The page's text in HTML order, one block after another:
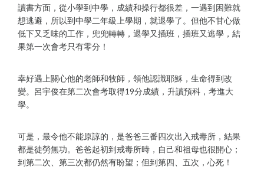
讀書方面，從小學到中學，成績和操行都很差，一遇到困難就
想逃避，所以到中學二年級上學期，就退學了。但他不甘心做
低下又乏味的工作，兜兜轉轉，退學又插班，插班又逃學，結
果第一次會考只有零分！
幸好遇上關心他的老師和牧師，領他認識耶穌，生命得到改
變。呂宇俊在第二次會考取得19分成績，升讀預科，考進大
學。
可是，最令他不能原諒的，是爸爸三番四次出入戒毒所，結果
都是徒勞無功。爸爸起初到戒毒所時，自己和祖母也很開心；
到第二次、第三次都仍然有盼望；但到第四、五次，心死！